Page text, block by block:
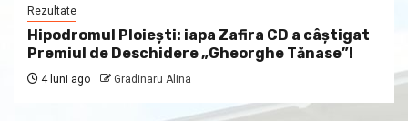
Rezultate
Hipodromul Ploieşti: iapa Zafira CD a câştigat
Premiul de Deschidere „Gheorghe Tănase”!
4 luni ago Gradinaru Alina